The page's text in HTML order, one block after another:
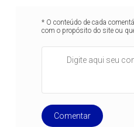
* O conteúdo de cada
com o propósito do site ou
Comentar